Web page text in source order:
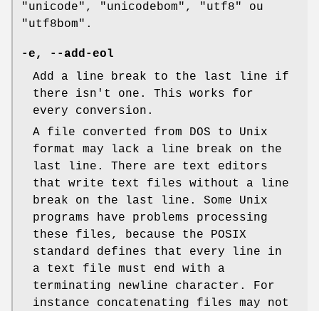
"unicode" , "unicodebom" , "utf8"
ou
"utf8bom" .
-e, --add-eol
Add a line break to the last line if
there isn't one. This works for
every conversion.
A file converted from DOS to Unix
format may lack a line break on the
last line. There are text editors
that write text files without a line
break on the last line. Some Unix
programs have problems processing
these files, because the POSIX
standard defines that every line in
a text file must end with a
terminating newline character. For
instance concatenating files may not